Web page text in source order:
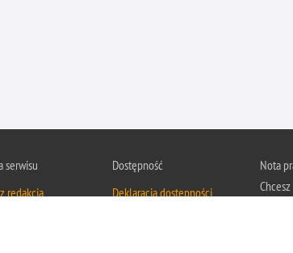
serwisu
redakcją
Dostępność
Deklaracja dostępności
Nota